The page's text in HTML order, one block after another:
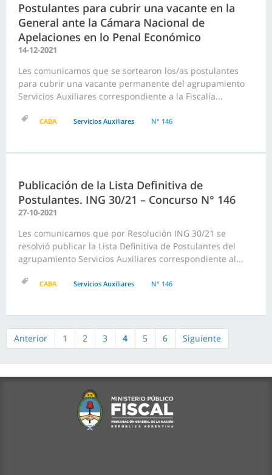
Postulantes para cubrir una vacante en la
General ante la Cámara Nacional de
Apelaciones en lo Penal Económico
14-12-2021
Les comunicamos que se sortearon los/as postulantes
para cubrir una vacante permanente del agrupamiento
Servicios Auxiliares correspondiente a la Fiscalía...
CABA Servicios Auxiliares N° 146
Publicación de la Lista Definitiva de
Postulantes. ING 30/21 – Concurso N° 146
27-10-2021
Les comunicamos que por Resolución ING 30/21 se
resolvió publicar la Lista Definitiva de Postulantes del
agrupamiento Servicios Auxiliares correspondiente al...
CABA Servicios Auxiliares N° 146
Anterior 1 2 3 4 5 6 Siguiente